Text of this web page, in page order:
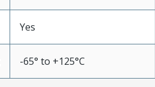
Yes
-65° to +125°C